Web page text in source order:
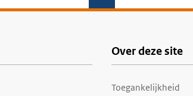
Over deze site
Toegankelijkheid